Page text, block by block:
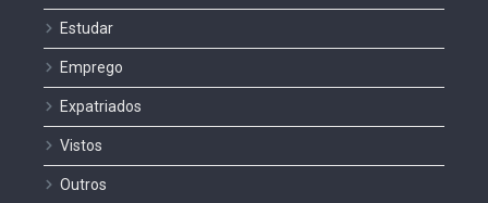
Estudar
Emprego
Expatriados
Vistos
Outros